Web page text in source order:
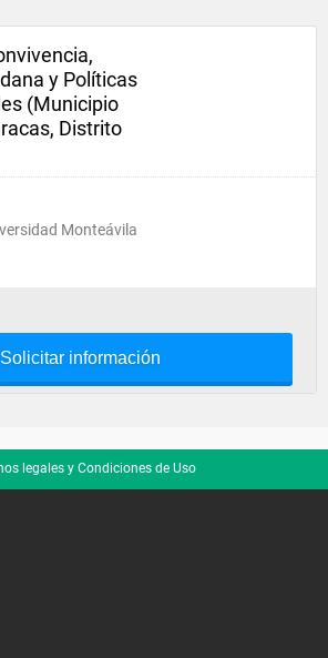
y Políticas
(Municipio
Distrito
Monteávila
Solicitar información
legales y Condiciones de Uso